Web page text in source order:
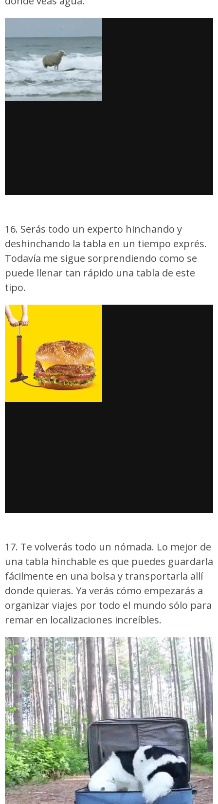
16. Serás todo un experto hinchando y
deshinchando la tabla en un tiempo exprés.
Todavía me sigue sorprendiendo como se
puede llenar tan rápido una tabla de este
tipo.
17. Te volverás todo un nómada. Lo mejor de
una tabla hinchable es que puedes guardarla
fácilmente en una bolsa y transportarla allí
donde quieras. Ya verás cómo empezarás a
organizar viajes por todo el mundo sólo para
remar en localizaciones increíbles.